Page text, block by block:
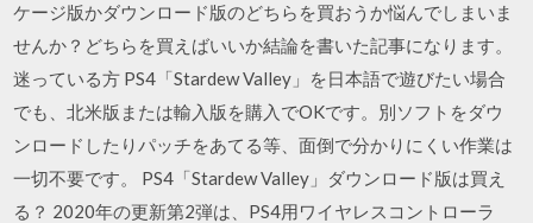
ケージ版かダウンロード版のどちらを買おうか悩んでしまいま
せんか？どちらを買えばいいか結論を書いた記事になります。
迷っている方 PS4「Stardew Valley」を日本語で遊びたい場合
でも、北米版または輸入版を購入でOKです。別ソフトをダウ
ンロードしたりパッチをあてる等、面倒で分かりにくい作業は
一切不要です。 PS4「Stardew Valley」ダウンロード版は買え
る？ 2020年の更新第2弾は、PS4用ワイヤレスコントローラ